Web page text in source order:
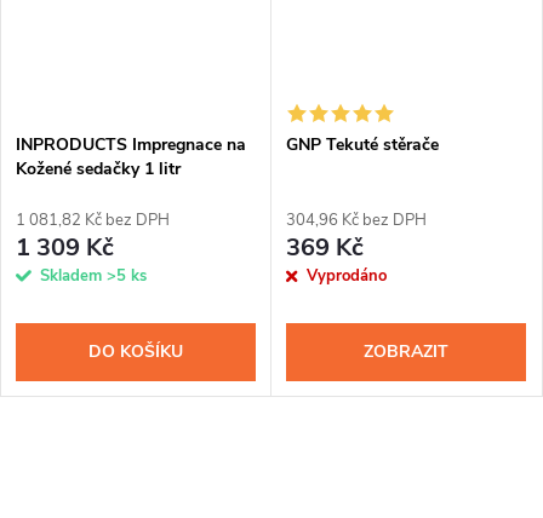
INPRODUCTS Impregnace na
Kožené sedačky 1 litr
1 081,82 Kč bez DPH
1 309 Kč
Skladem >5 ks
DO KOŠÍKU
GNP Tekuté stěrače
304,96 Kč bez DPH
369 Kč
Vyprodáno
ZOBRAZIT